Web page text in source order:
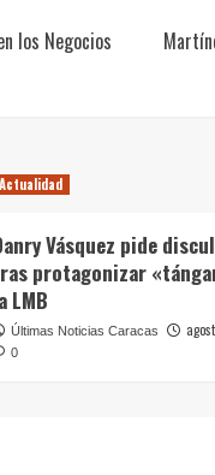
los Negocios
Actualidad
Vásquez pide
protagonizar
LMB
Últimas Noticias Caracas
0